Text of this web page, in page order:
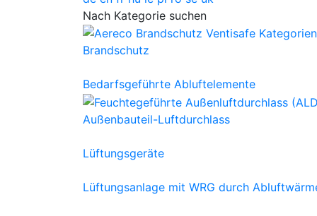
Nach Kategorie suchen
Brandschutz
Bedarfsgeführte Abluftelemente
Außenbauteil-Luftdurchlass
Lüftungsgeräte
Lüftungsanlage mit WRG durch